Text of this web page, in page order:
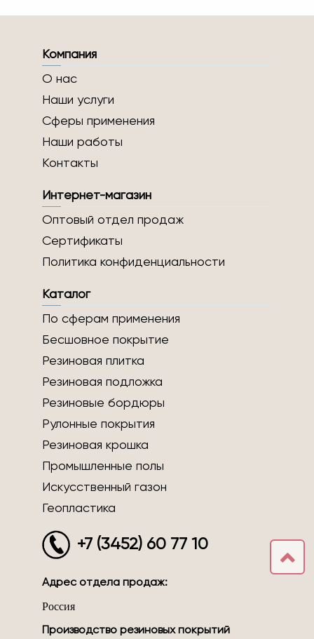
Компания
О нас
Наши услуги
Сферы применения
Наши работы
Контакты
Интернет-магазин
Оптовый отдел продаж
Сертификаты
Политика конфиденциальности
Каталог
По сферам применения
Бесшовное покрытие
Резиновая плитка
Резиновая подложка
Резиновые бордюры
Рулонные покрытия
Резиновая крошка
Промышленные полы
Искусственный газон
Геопластика
+7 (3452) 60 77 10
Адрес отдела продаж:
Россия
Производство резиновых покрытий